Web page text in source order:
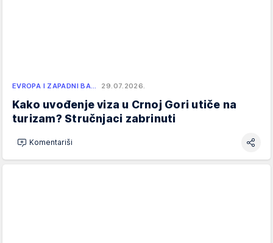
EVROPA I ZAPADNI BA… 29.07.2026.
Kako uvođenje viza u Crnoj Gori utiče na
turizam? Stručnjaci zabrinuti
Komentariši